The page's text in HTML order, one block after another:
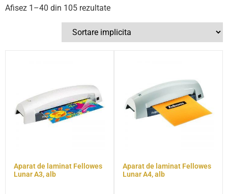
Afisez 1–40 din 105 rezultate
Aparat de laminat Fellowes
Lunar A3, alb
Aparat de laminat Fellowes
Lunar A4, alb